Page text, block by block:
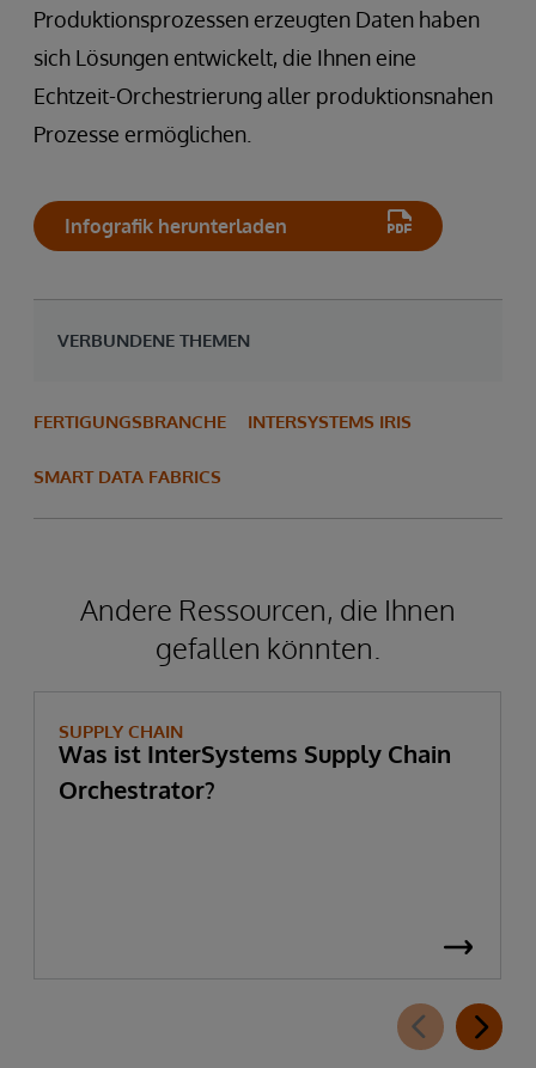
Produktionsprozessen erzeugten Daten haben
sich Lösungen entwickelt, die Ihnen eine
Echtzeit-Orchestrierung aller produktionsnahen
Prozesse ermöglichen.
Infografik herunterladen
VERBUNDENE THEMEN
FERTIGUNGSBRANCHE INTERSYSTEMS IRIS
SMART DATA FABRICS
Andere Ressourcen, die Ihnen
gefallen könnten.
SUPPLY CHAIN
Was ist InterSystems Supply Chain
Orchestrator?